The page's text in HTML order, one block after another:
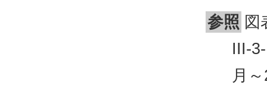
参照 図
III-
月